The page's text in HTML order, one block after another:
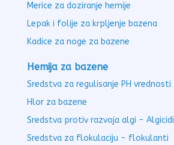
Merice za doziranje hemije
Lepak i folije za krpljenje bazena
Kadice za noge za bazene
Hemija za bazene
Sredstva za regulisanje PH vrednosti
Hlor za bazene
Sredstva protiv razvoja algi - Algicidi
Sredstva za flokulaciju - flokulanti